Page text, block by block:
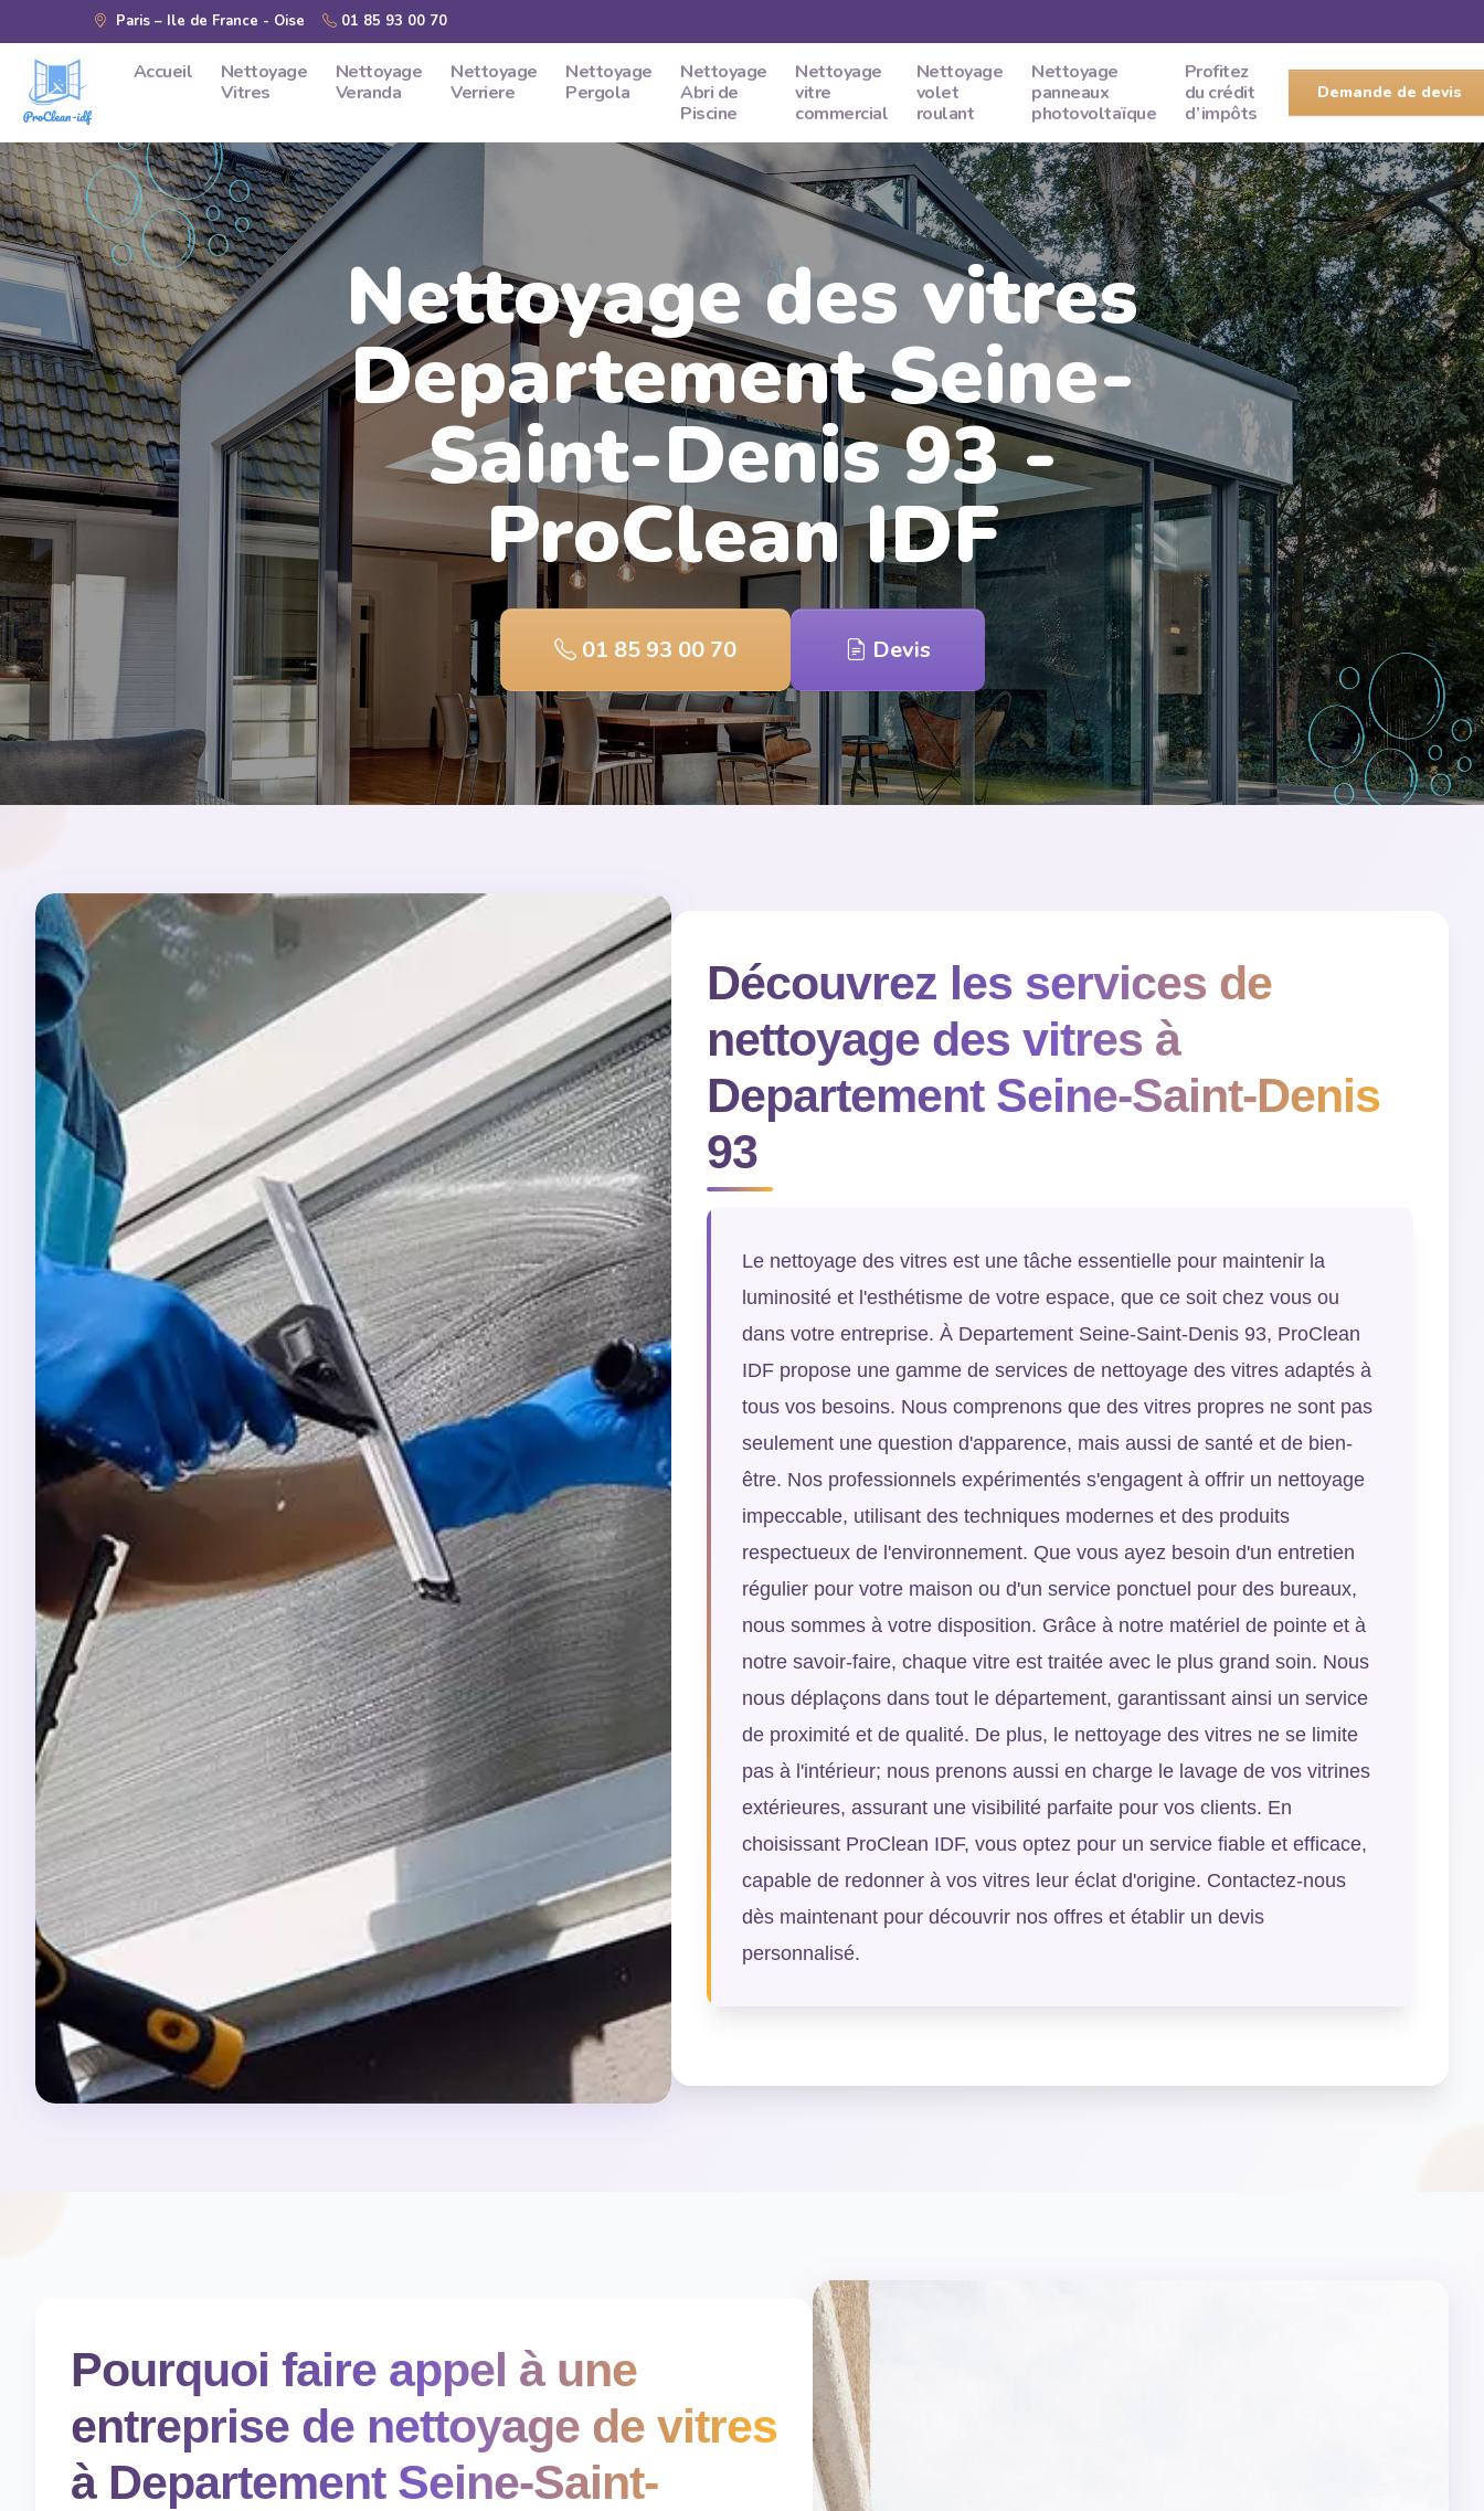
Skip to main contentParis – Ile de France - Oise 01 85 93 00 70
Accueil
Nettoyage
Vitres
Nettoyage
Veranda
Nettoyage
Verriere
Nettoyage
Pergola
Nettoyage
Abri de
Piscine
Nettoyage
vitre
commercial
Nettoyage
volet
roulant
Nettoyage
panneaux
photovoltaïque
Profitez
du crédit
d’impôts
Demande de devis
Nettoyage des vitres
Departement Seine-
Saint-Denis 93 -
ProClean IDF
01 85 93 00 70 Devis
Découvrez les services de
nettoyage des vitres à
Departement Seine-Saint-Denis
93
Le nettoyage des vitres est une tâche essentielle pour maintenir la
luminosité et l'esthétisme de votre espace, que ce soit chez vous ou
dans votre entreprise. À Departement Seine-Saint-Denis 93, ProClean
IDF propose une gamme de services de nettoyage des vitres adaptés à
tous vos besoins. Nous comprenons que des vitres propres ne sont pas
seulement une question d'apparence, mais aussi de santé et de bien-
être. Nos professionnels expérimentés s'engagent à offrir un nettoyage
impeccable, utilisant des techniques modernes et des produits
respectueux de l'environnement. Que vous ayez besoin d'un entretien
régulier pour votre maison ou d'un service ponctuel pour des bureaux,
nous sommes à votre disposition. Grâce à notre matériel de pointe et à
notre savoir-faire, chaque vitre est traitée avec le plus grand soin. Nous
nous déplaçons dans tout le département, garantissant ainsi un service
de proximité et de qualité. De plus, le nettoyage des vitres ne se limite
pas à l'intérieur; nous prenons aussi en charge le lavage de vos vitrines
extérieures, assurant une visibilité parfaite pour vos clients. En
choisissant ProClean IDF, vous optez pour un service fiable et efficace,
capable de redonner à vos vitres leur éclat d'origine. Contactez-nous
dès maintenant pour découvrir nos offres et établir un devis
personnalisé.
Pourquoi faire appel à une
entreprise de nettoyage de vitres
à Departement Seine-Saint-